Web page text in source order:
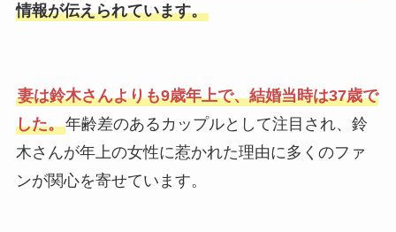
情報が伝えられています。
妻は鈴木さんよりも9歳年上で、結婚当時は37歳で
した。年齢差のあるカップルとして注目され、鈴
木さんが年上の女性に惹かれた理由に多くのファ
ンが関心を寄せています。